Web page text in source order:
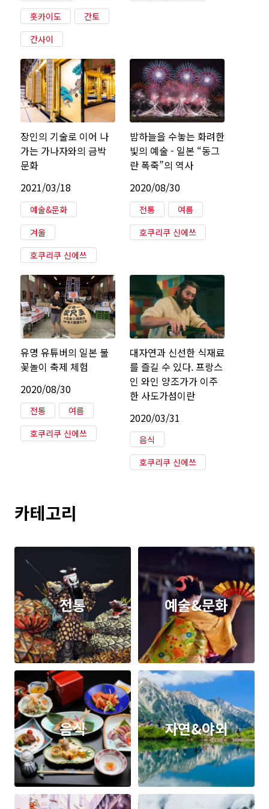
홋카이도
간토
간사이
장인의 기술로 이어 나
가는 가나자와의 금박
문화
2021/03/18
예술&문화
겨울
호쿠리쿠 신에쓰
밤하늘을 수놓는 화려한
빛의 예술 - 일본 “동그
란 폭죽”의 역사
2020/08/30
전통
여름
호쿠리쿠 신에쓰
유명 유튜버의 일본 불
꽃놀이 축제 체험
2020/08/30
전통
여름
호쿠리쿠 신에쓰
대자연과 신선한 식재료
를 즐길 수 있다. 프랑스
인 와인 양조가가 이주
한 사도가섬이란
2020/03/31
음식
호쿠리쿠 신에쓰
카테고리
전통 예술&문화
음식 자연&야외